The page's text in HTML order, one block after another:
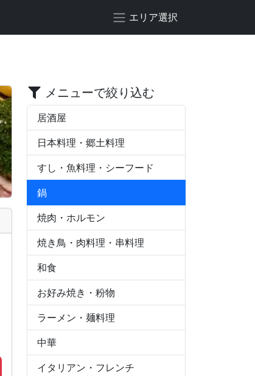
メニューで絞り込む
居酒屋
日本料理・郷土料理
すし・魚料理・シーフード
鍋
焼肉・ホルモン
焼き鳥・肉料理・串料理
和食
お好み焼き・粉物
ラーメン・麺料理
中華
イタリアン・フレンチ
エリア選択